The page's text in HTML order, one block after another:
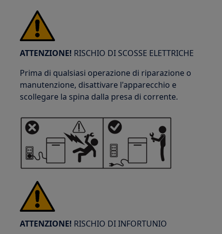
ATTENZIONE! RISCHIO DI SCOSSE ELETTRICHE
Prima di qualsiasi operazione di riparazione o
manutenzione, disattivare l'apparecchio e
scollegare la spina dalla presa di corrente.
ATTENZIONE! RISCHIO DI INFORTUNIO